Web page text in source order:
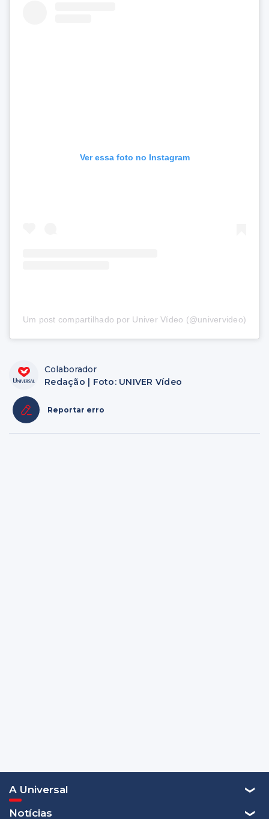
Ver essa foto no Instagram
Um post compartilhado por Univer Vídeo (@univervideo)
Colaborador
Redação | Foto: UNIVER Vídeo
Reportar erro
A Universal
Notícias